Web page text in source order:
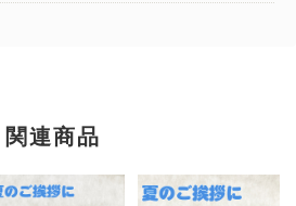
関連商品